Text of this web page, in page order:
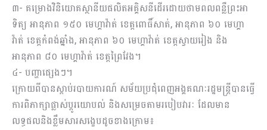
៣- ​គម្រោងវិនិយោគស្ថានីយផលិតអគ្គិសនីដើរដោយថាមពលពន្លឺព្រះអា
ទិត្យ អានុភាព ១៥០ មេហ្គាវ៉ាត់ ខេត្តពោធិ៍សាត់, អានុភាព ៦០ មេហ្គា
វ៉ាត់ ខេត្តកំពង់ឆ្នាំង, អានុភាព ៦០ មេហ្គាវ៉ាត់ ខេត្តស្វាយរៀង និង
អានុភាព ៨០ មេហ្គាវ៉ាត់ ខេត្តព្រៃវែង។
៤- ​បញ្ហាផ្សេងៗ។
ក្រោយពីបានស្ដាប់របាយការណ៍ សម័យប្រជុំ​ពេ​ញ​​​​អ​ង្គ​​​គណៈ​រដ្ឋ​មន្ត្រីបានធ្វើ
ការ​ពិភាក្សា​ផ្លាស់​​ប្ដូរយោបល់ និងសម្រេចតាមរបៀបវារៈ ដែល​មាន
លទ្ធផលនិង​​ខ្លឹមសារសង្ខេបដូច​ខាង​ក្រោ​ម​៖